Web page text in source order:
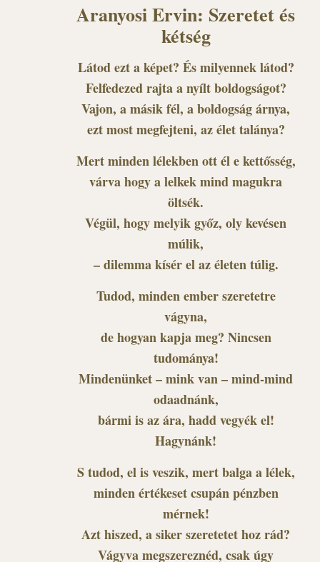
Aranyosi Ervin: Szeretet és
kétség
Látod ezt a képet? És milyennek látod?
Felfedezed rajta a nyílt boldogságot?
Vajon, a másik fél, a boldogság árnya,
ezt most megfejteni, az élet talánya?
Mert minden lélekben ott él e kettősség,
várva hogy a lelkek mind magukra
öltsék.
Végül, hogy melyik győz, oly kevésen
múlik,
– dilemma kísér el az életen túlig.
Tudod, minden ember szeretetre
vágyna,
de hogyan kapja meg? Nincsen
tudománya!
Mindenünket – mink van – mind-mind
odaadnánk,
bármi is az ára, hadd vegyék el!
Hagynánk!
S tudod, el is veszik, mert balga a lélek,
minden értékeset csupán pénzben
mérnek!
Azt hiszed, a siker szeretetet hoz rád?
Vágyva megszereznéd, csak úgy